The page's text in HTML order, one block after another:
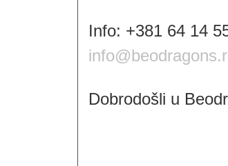
Info: +381 64 14
Dobrodošli u